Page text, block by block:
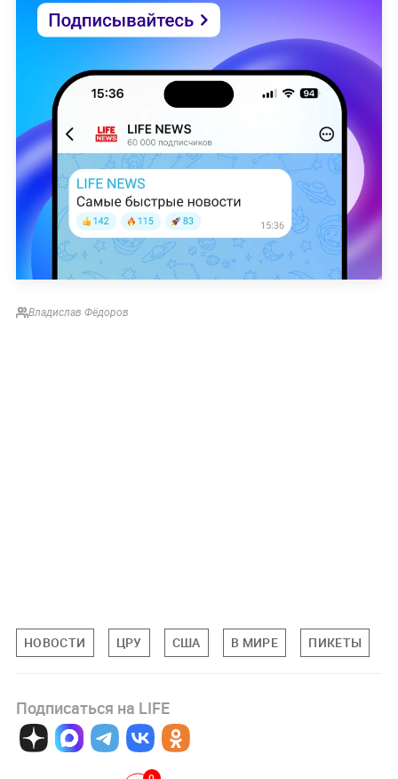
Владислав Фёдоров
НОВОСТИ ЦРУ США В МИРЕ ПИКЕТЫ
Подписаться на LIFE